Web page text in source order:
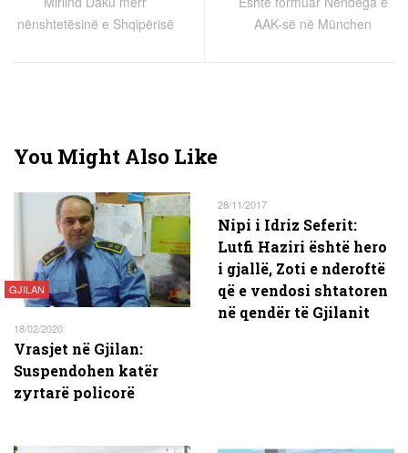
nënshtetësinë e Shqipërisë
AAK-së në München
You Might Also Like
GJILAN
18/02/2020
Vrasjet në Gjilan:
Suspendohen katër
zyrtarë policorë
28/11/2017
Nipi i Idriz Seferit:
Lutfi Haziri është hero
i gjallë, Zoti e nderoftë
që e vendosi shtatoren
në qendër të Gjilanit